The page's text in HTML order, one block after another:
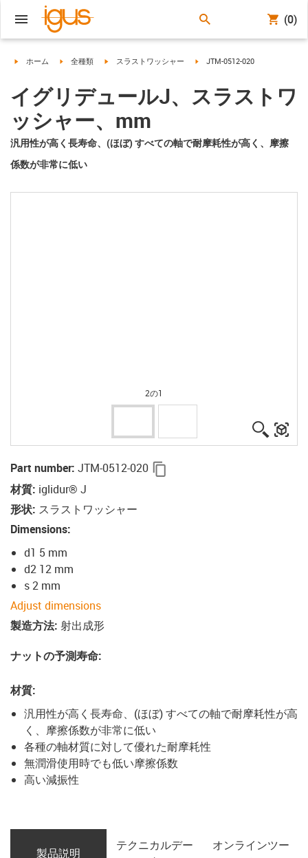
(0)
igus-icon-arrow-right
ホーム igus-icon-arrow-right
全種類 igus-icon-arrow-right
スラストワッシャー igus-icon-arrow-right
JTM-0512-020
イグリデュールJ、スラストワ
ッシャー、mm
汎用性が高く長寿命、(ほぼ) すべての軸で耐摩耗性が高く、摩擦
係数が非常に低い
2の1
igus-
Part number: JTM-0512-020
材質: iglidur® J
形状: スラストワッシャー
Dimensions:
d1 5 mm
d2 12 mm
s 2 mm
Adjust dimensions
製造方法: 射出成形
ナットの予測寿命:
材質:
汎用性が高く長寿命、(ほぼ) すべての軸で耐摩耗性が高
く、摩擦係数が非常に低い
各種の軸材質に対して優れた耐摩耗性
無潤滑使用時でも低い摩擦係数
高い減振性
製品説明
テクニカルデー
オンラインツー